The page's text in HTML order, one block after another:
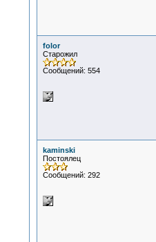
folor
Старожил
Сообщений: 554
kaminski
Постоялец
Сообщений: 292